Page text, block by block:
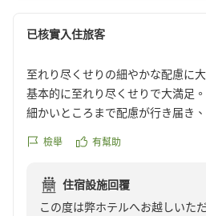
バケツシャワー最高。
風呂のシャワーの水圧、文句なし。
いや、チェックアウト後にもラウン
https://review.travel.rakuten.co.jp/
reviewId=33123477455577
ったのであれば幸いでございます
また、バスクチーズケーキ、パ
減にまで、お褒めいただき重ね
りお待ち申し上げております。
ホテルグランフェニックス奥志賀
已核實入住旅客
至れり尽くせりの細やかな配慮に
基本的に至れり尽くせりで大満足。
細かいところまで配慮が行き届き
ンを選択しましたが十分な質と量
春の平日で、雪が少なめだったた
で、毎日露天は独占状態でした。
檢舉 有幫助
住宿設施回覆
この度は弊ホテルへお越しいた